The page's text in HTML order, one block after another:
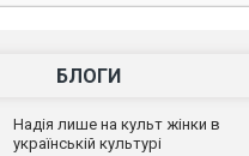
БЛОГИ
Надія лише на культ жінки в
українській культурі